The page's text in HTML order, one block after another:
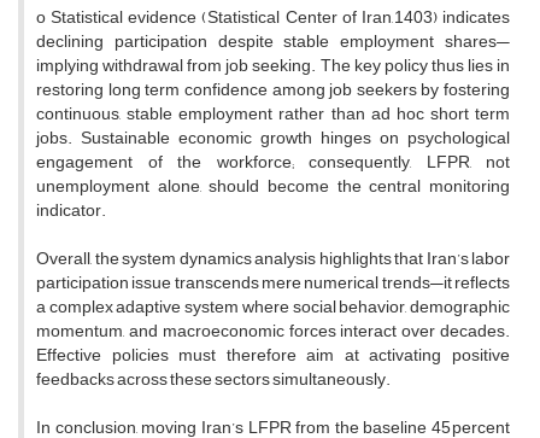
o Statistical evidence (Statistical Center of Iran, 1403) indicates
declining participation despite stable employment shares—
implying withdrawal from job seeking. The key policy thus lies in
restoring long term confidence among job seekers by fostering
continuous, stable employment rather than ad hoc short term
jobs. Sustainable economic growth hinges on psychological
engagement of the workforce; consequently, LFPR, not
unemployment alone, should become the central monitoring
indicator.
Overall, the system dynamics analysis highlights that Iran’s labor
participation issue transcends mere numerical trends—it reflects
a complex adaptive system where social behavior, demographic
momentum, and macroeconomic forces interact over decades.
Effective policies must therefore aim at activating positive
feedbacks across these sectors simultaneously.
In conclusion, moving Iran’s LFPR from the baseline 45 percent